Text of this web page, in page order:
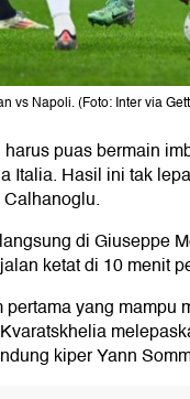
vs Napoli. (Foto: Inter via
harus puas bermain
Italia. Hasil ini tak
di Giuseppe
ketat di 10 menit
yang mampu
kiper Yann